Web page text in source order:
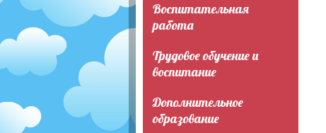
Воспитательная
работа
Трудовое обучение и
воспитание
Дополнительное
образование